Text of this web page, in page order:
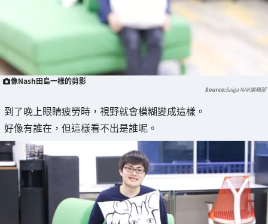
像Nash田島一樣的剪影
Saiga NAK編輯部
到了晚上眼睛疲勞時，視野就會模糊變成這樣。
好像有誰在，但這樣看不出是誰呢。